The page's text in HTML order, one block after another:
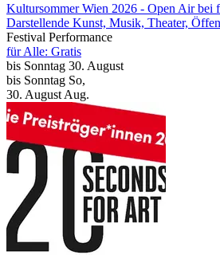
Kultursommer Wien 2026 - Open Air bei
Darstellende Kunst, Musik, Theater,
Festival Performance
für Alle: Gratis
bis Sonntag 30. August
bis Sonntag So,
30. August Aug.